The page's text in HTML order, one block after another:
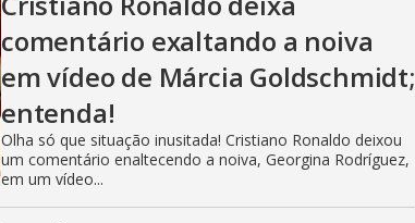
comentário exaltando a noiva
em vídeo de Márcia Goldschmidt;
entenda!
Olha só que situação inusitada! Cristiano Ronaldo deixou
um comentário enaltecendo a noiva, Georgina Rodríguez,
em um vídeo...